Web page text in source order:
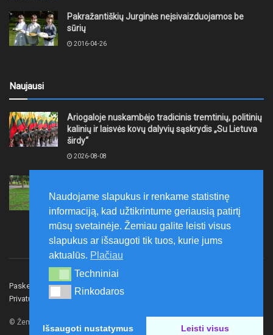
Pakražantiškių Jurginės neįsivaizduojamos be
sūrių
2016-04-26
Naujausi
Ariogaloje nuskambėjo tradicinis tremtinių, politinių
kalinių ir laisvės kovų dalyvių sąskrydis „Su Lietuva
širdy“
2026-08-08
laikytis Kelių eismo taisyklių, tausoti aplinką
2026-08-08
Paskelbk naujieną Rašyti redakcijai
Privatumo politika
© Žemaitijos gidas.
Naudojame slapukus ir renkame statistinę
informaciją, kad užtikrintume geriausią patirtį
mūsų svetainėje. Žemiau galite leisti visus
slapukus ar išsaugoti tik tuos, kurie jums
aktualūs. Plačiau
Techniniai
Techniniai
Rinkodaros
Rinkodaros
Išsaugoti nustatymus Leisti visus